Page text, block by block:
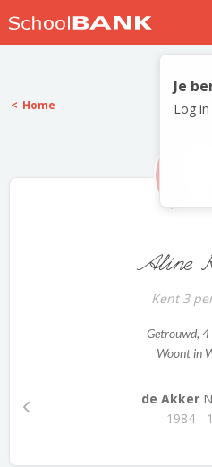
Log
Meld je
Je
Log
Home
Aline
Kent 3
Getrouwd, 4
Woont in
de Akker
1984 -